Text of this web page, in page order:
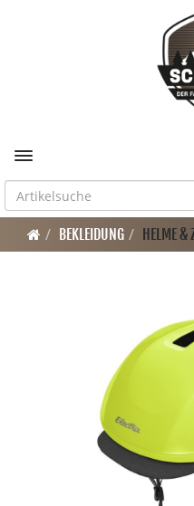
Toggle navigation
BEKLEIDUNG HELME &